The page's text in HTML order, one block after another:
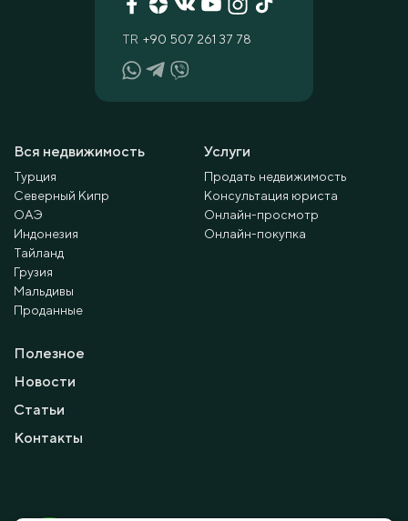
Вся недвижимость
Турция
Северный Кипр
ОАЭ
Индонезия
Тайланд
Грузия
Мальдивы
Проданные
Услуги
Продать недвижимость
Консультация юриста
Онлайн-просмотр
Онлайн-покупка
Полезное
Новости
Статьи
Контакты
TR +90 507 261 37 78